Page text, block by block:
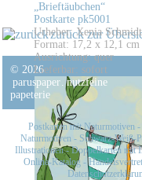
„Brieftäubchen“
Postkarte pk5001
Urheber: Xenia Schmidt
Format: 17,2 x 12,1 cm
Ausrichtung: quer
Lieferbar: sofort
zurück zur
© 2026
paruspaper. nutzfeine
papeterie
Postkarten mit Naturmotiven -
Naturmotiven - Schwarz-Weiß-
Illustrationen-Doppelkarten mit
Online-Katalog -